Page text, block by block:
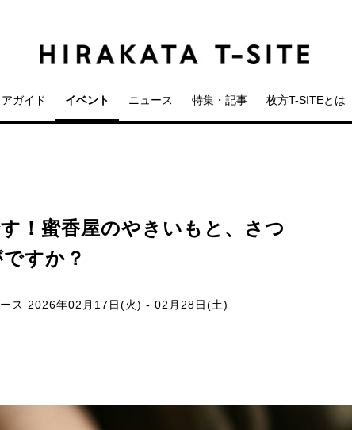
ガイド イベント ニュース 特集・記事 枚方T-SITEとは
！蜜香屋のやきいもと、さつ
すか？
ス 2026年02月17日(火) - 02月28日(土)